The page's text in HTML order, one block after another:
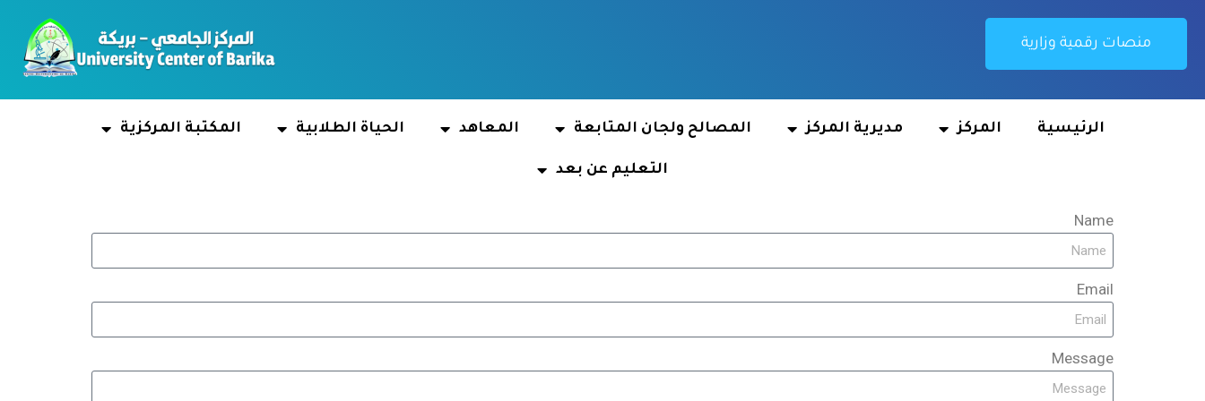
منصات رقمية وزارية
الرئيسية المركز مديرية المركز المصالح ولجان المتابعة المعاهد الحياة الطلابية المكتبة المركزية
التعليم عن بعد
Name
Email
Message